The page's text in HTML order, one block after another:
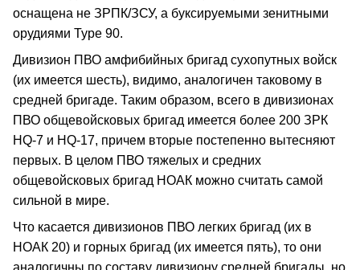
оснащена не ЗРПК/ЗСУ, а буксируемыми зенитными
орудиями Туре 90.
Дивизион ПВО амфибийных бригад сухопутных войск
(их имеется шесть), видимо, аналогичен таковому в
средней бригаде. Таким образом, всего в дивизионах
ПВО общевойсковых бригад имеется более 200 ЗРК
HQ-7 и HQ-17, причем вторые постепенно вытесняют
первых. В целом ПВО тяжелых и средних
общевойсковых бригад НОАК можно считать самой
сильной в мире.
Что касается дивизионов ПВО легких бригад (их в
НОАК 20) и горных бригад (их имеется пять), то они
аналогичны по составу дивизиону средней бригады, но